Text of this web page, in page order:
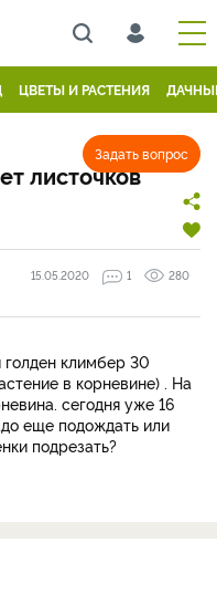
ЦВЕТЫ И РАСТЕНИЯ
Задать вопрос
листочков
15.05.2020 1 280
климбер 30
в корневине) . На
сегодня уже 16
еще подождать или
подрезать?